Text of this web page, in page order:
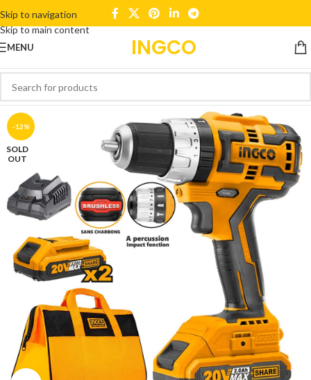
Skip to navigation
Skip to main content
MENU INGCO
-12%
SOLD
OUT